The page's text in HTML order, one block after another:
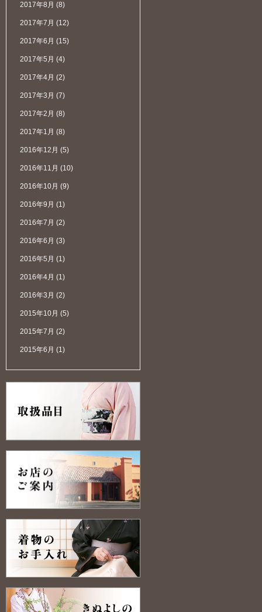
2017年8月 (8)
2017年7月 (12)
2017年6月 (15)
2017年5月 (4)
2017年4月 (2)
2017年3月 (7)
2017年2月 (8)
2017年1月 (8)
2016年12月 (5)
2016年11月 (10)
2016年10月 (9)
2016年9月 (1)
2016年7月 (2)
2016年6月 (3)
2016年5月 (1)
2016年4月 (1)
2016年3月 (2)
2015年10月 (5)
2015年7月 (2)
2015年6月 (1)